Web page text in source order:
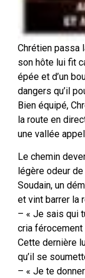
Chrétien passa
son hôte lui fit
épée et d’un
dangers qu’il
Bien équipé,
la route en
une vallée
Le chemin
légère odeur
Soudain, un
et vint barrer la
– « Je sais qui
cria férocement
Cette dernière
qu’il se
– « Je te